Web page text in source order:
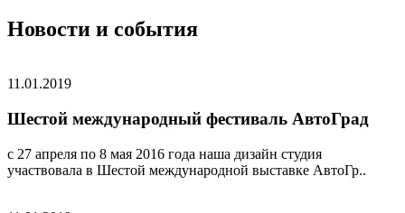
Новости и события
11.01.2019
Шестой международный фестиваль АвтоГрад
с 27 апреля по 8 мая 2016 года наша дизайн студия
участвовала в Шестой международной выставке АвтоГр..